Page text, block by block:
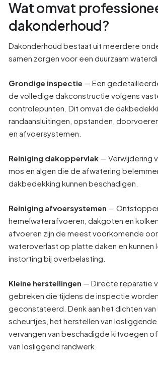
Wat omvat
dakonderhoud?
Dakonderhoud bestaat uit meerdere
samen zorgen voor een duurzaam
Grondige inspectie — Een
de volledige dakconstructie volgens
controlepunten. Dit omvat de
randaansluitingen, opstanden,
en afvoersystemen.
Reiniging dakoppervlak — Verwijdering
mos en algen die de afwatering
dakbedekking kunnen beschadigen.
Reiniging afvoersystemen —
hemelwaterafvoeren, dakgoten en
afvoeren zijn de meest voorkomende
wateroverlast op platte daken en kunnen
instorting bij overbelasting.
Kleine herstellingen — Directe reparatie
gebreken die tijdens de inspectie worden
geconstateerd. Denk aan het dichten van
scheurtjes, het herstellen van
vervangen van beschadigde kitvoegen
van losliggend randwerk.